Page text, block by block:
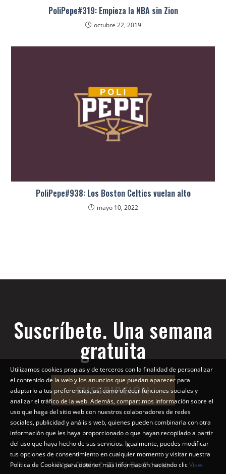
PoliPepe#319: Empieza la NBA sin Zion
octubre 22, 2019
PoliPepe#938: Los Boston Celtics vuelan alto
mayo 10, 2022
Suscríbete. Una semana
gratuita
SUSCRIPCIÓN
Pepe Diario © 2018 | Diseño web
Utilizamos cookies propias y de terceros con la finalidad de personalizar
el contenido de la web y los anuncios que puedan aparecer para
adaptarlo a tus preferencias, así como ofrecer funciones sociales y
analizar el tráfico de la web. Además, compartimos información sobre el
uso que haga del sitio web con nuestros colaboradores de redes
sociales, publicidad y análisis web, quienes pueden combinarla con otra
información que les haya proporcionado o que hayan recopilado a partir
del uso que haya hecho de sus servicios. Igualmente, puedes modificar
tus opciones de consentimiento en cualquier momento y visitar nuestra
Política de Cookies para obtener más información haciendo clicView